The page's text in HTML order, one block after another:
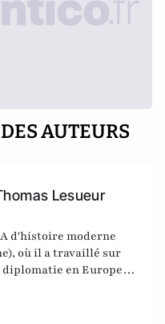
AUTEURS
Lesueur
d'histoire moderne
où il a travaillé sur
diplomatie en Europe
moderne, Jean-
délégué général